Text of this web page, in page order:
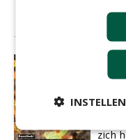
01-
Mijn
and-
zich
INSTELLEN